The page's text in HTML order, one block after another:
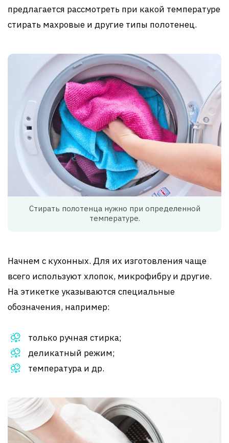
предлагается рассмотреть при какой температуре
стирать махровые и другие типы полотенец.
Стирать полотенца нужно при определенной
температуре.
Начнем с кухонных. Для их изготовления чаще
всего используют хлопок, микрофибру и другие.
На этикетке указываются специальные
обозначения, например:
только ручная стирка;
деликатный режим;
температура и др.